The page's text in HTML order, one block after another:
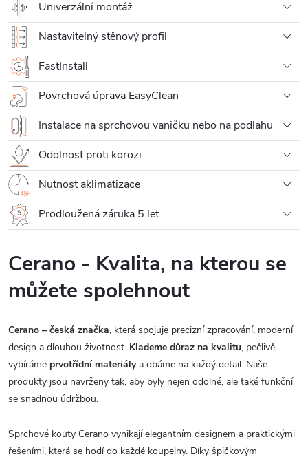
Univerzální montáž
Nastavitelný stěnový profil
FastInstall
Povrchová úprava EasyClean
Instalace na sprchovou vaničku nebo na podlahu
Odolnost proti korozi
Nutnost aklimatizace
Prodloužená záruka 5 let
Cerano - Kvalita, na kterou se
můžete spolehnout
Cerano – česká značka, která spojuje precizní zpracování, moderní
design a dlouhou životnost. Klademe důraz na kvalitu, pečlivě
vybíráme prvotřídní materiálya dbáme na každý detail. Naše
produkty jsou navrženy tak, aby byly nejen odolné, ale také funkční
se snadnou údržbou.
Sprchové kouty Cerano vynikají elegantním designem a praktickými
řešeními, která se hodí do každé koupelny. Díky špičkovým